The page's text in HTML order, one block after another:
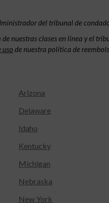
del tribunal de
de nuestras clases en línea y el
uso de nuestra política de
Arizona
Delaware
Idaho
Kentucky
Michigan
Nebraska
New York